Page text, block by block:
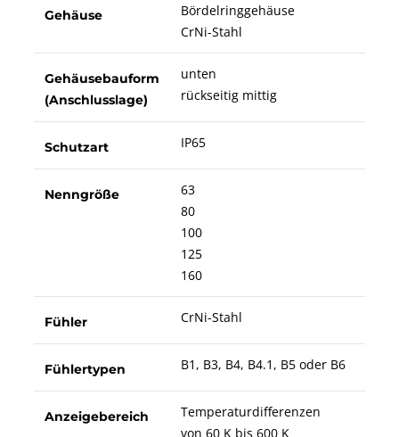
Gehäuse
Bördelringgehäuse
CrNi-Stahl
Gehäusebauform
(Anschlusslage)
unten
rückseitig mittig
Schutzart IP65
Nenngröße
63
80
100
125
160
Fühler CrNi-Stahl
Fühlertypen B1, B3, B4, B4.1, B5 oder B6
Anzeigebereich
Temperaturdifferenzen
von 60 K bis 600 K